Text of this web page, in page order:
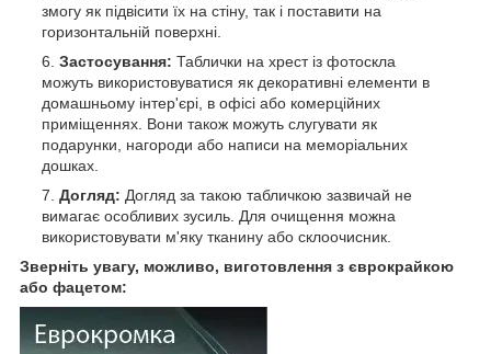
змогу як підвісити їх на стіну, так і поставити на
горизонтальній поверхні.
Застосування: Таблички на хрест із фотоскла
можуть використовуватися як декоративні елементи в
домашньому інтер'єрі, в офісі або комерційних
приміщеннях. Вони також можуть слугувати як
подарунки, нагороди або написи на меморіальних
дошках.
Догляд: Догляд за такою табличкою зазвичай не
вимагає особливих зусиль. Для очищення можна
використовувати м'яку тканину або склоочисник.
Зверніть увагу, можливо, виготовлення з єврокрайкою
або фацетом: